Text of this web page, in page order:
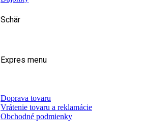
Schär
Expres menu
Doprava tovaru
Vrátenie tovaru a reklamácie
Obchodné podmienky